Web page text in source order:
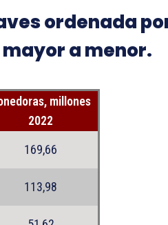
ordenada
a menor.
millones
2022
169,66
113,98